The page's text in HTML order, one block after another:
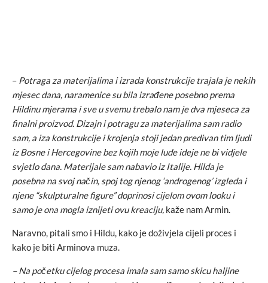
– Potraga za materijalima i izrada konstrukcije trajala je nekih
mjesec dana, naramenice su bila izrađene posebno prema
Hildinu mjerama i sve u svemu trebalo nam je dva mjeseca za
finalni proizvod. Dizajn i potragu za materijalima sam radio
sam, a iza konstrukcije i krojenja stoji jedan predivan tim ljudi
iz Bosne i Hercegovine bez kojih moje lude ideje ne bi vidjele
svjetlo dana. Materijale sam nabavio iz Italije. Hilda je
posebna na svoj način, spoj tog njenog ‘androgenog’ izgleda i
njene “skulpturalne figure” doprinosi cijelom ovom looku i
samo je ona mogla iznijeti ovu kreaciju, kaže nam Armin.
Naravno, pitali smo i Hildu, kako je doživjela cijeli proces i
kako je biti Arminova muza.
– Na početku cijelog procesa imala sam samo skicu haljine